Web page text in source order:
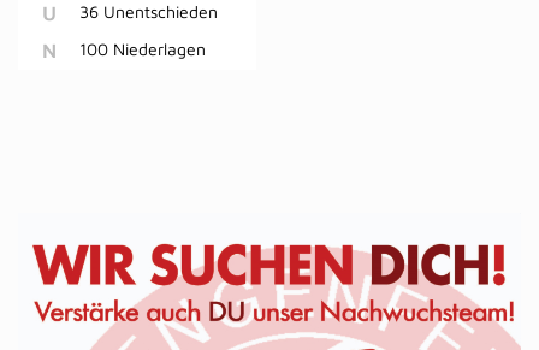
U 36 Unentschieden
N 100 Niederlagen